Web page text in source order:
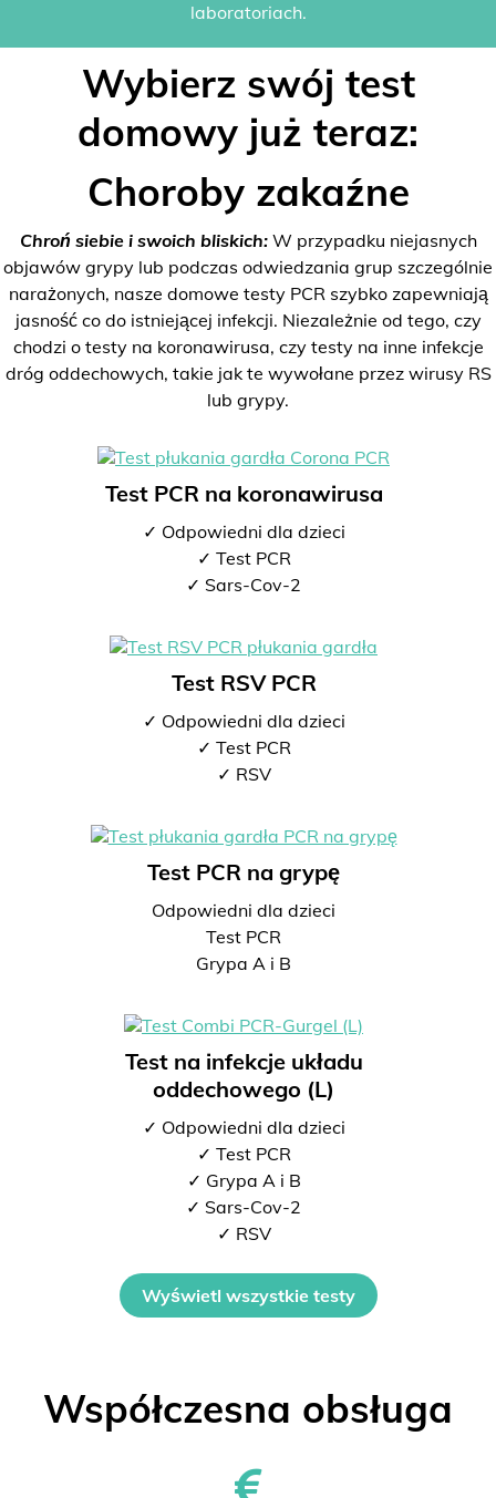
laboratoriach.
Wybierz swój test
domowy już teraz:
Choroby zakaźne
Chroń siebie i swoich bliskich:W przypadku niejasnych
objawów grypy lub podczas odwiedzania grup szczególnie
narażonych, nasze domowe testy PCR szybko zapewniają
jasność co do istniejącej infekcji. Niezależnie od tego, czy
chodzi o testy na koronawirusa, czy testy na inne infekcje
dróg oddechowych, takie jak te wywołane przez wirusy RS
lub grypy.
Test PCR na koronawirusa
✓ Odpowiedni dla dzieci
✓ Test PCR
✓ Sars-Cov-2
Test RSV PCR
✓ Odpowiedni dla dzieci
✓ Test PCR
✓ RSV
Test PCR na grypę
Odpowiedni dla dzieci
Test PCR
Grypa A i B
Test na infekcje układu
oddechowego (L)
✓ Odpowiedni dla dzieci
✓ Test PCR
✓ Grypa A i B
✓ Sars-Cov-2
✓ RSV
Wyświetl wszystkie testy
Współczesna obsługa